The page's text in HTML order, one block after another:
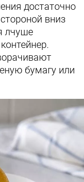
достаточно
вниз
лчуше
бумагу или